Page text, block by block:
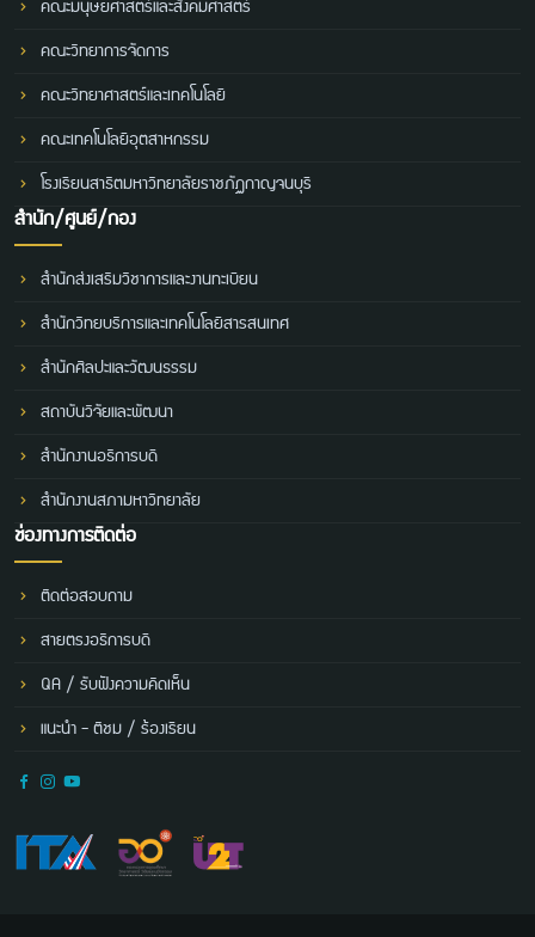
คณะมนุษยศาสตร์และสังคมศาสตร์
คณะวิทยาการจัดการ
คณะวิทยาศาสตร์และเทคโนโลยี
คณะเทคโนโลยีอุตสาหกรรม
โรงเรียนสาธิตมหาวิทยาลัยราชภัฏกาญจนบุรี
สำนัก/ศูนย์/กอง
สำนักส่งเสริมวิชาการและงานทะเบียน
สำนักวิทยบริการและเทคโนโลยีสารสนเทศ
สำนักศิลปะและวัฒนธรรม
สถาบันวิจัยและพัฒนา
สำนักงานอธิการบดี
สำนักงานสภามหาวิทยาลัย
ช่องทางการติดต่อ
ติดต่อสอบถาม
สายตรงอธิการบดี
QA / รับฟังความคิดเห็น
แนะนำ - ติชม / ร้องเรียน